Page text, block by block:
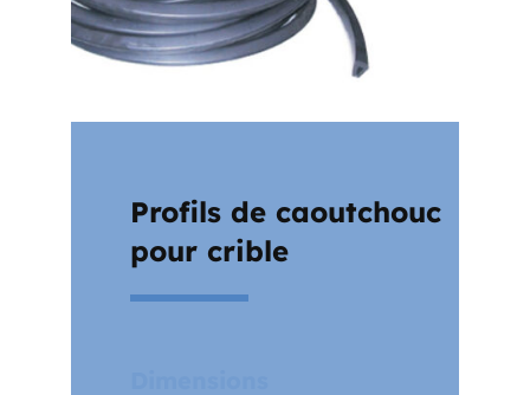
Profils de caoutchouc
pour crible